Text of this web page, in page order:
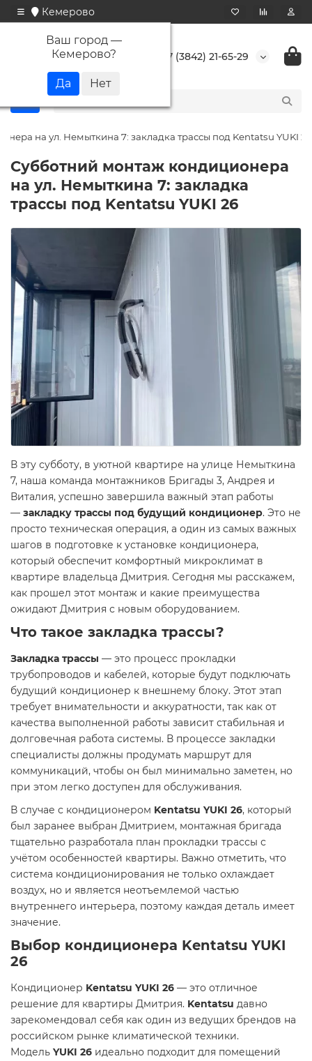
Кемерово
Ваш город —
Кемерово? +7 (3842) 21-65-29
на ул. Немыткина 7: закладка трассы под Kentatsu YUKI 26
Субботний монтаж кондиционера
на ул. Немыткина 7: закладка
трассы под Kentatsu YUKI 26
В эту субботу, в уютной квартире на улице Немыткина
7, наша команда монтажников Бригады 3, Андрея и
Виталия, успешно завершила важный этап работы
— закладку трассы под будущий кондиционер. Это не
просто техническая операция, а один из самых важных
шагов в подготовке к установке кондиционера,
который обеспечит комфортный микроклимат в
квартире владельца Дмитрия. Сегодня мы расскажем,
как прошел этот монтаж и какие преимущества
ожидают Дмитрия с новым оборудованием.
Что такое закладка трассы?
Закладка трассы — это процесс прокладки
трубопроводов и кабелей, которые будут подключать
будущий кондиционер к внешнему блоку. Этот этап
требует внимательности и аккуратности, так как от
качества выполненной работы зависит стабильная и
долговечная работа системы. В процессе закладки
специалисты должны продумать маршрут для
коммуникаций, чтобы он был минимально заметен, но
при этом легко доступен для обслуживания.
В случае с кондиционером Kentatsu YUKI 26, который
был заранее выбран Дмитрием, монтажная бригада
тщательно разработала план прокладки трассы с
учётом особенностей квартиры. Важно отметить, что
система кондиционирования не только охлаждает
воздух, но и является неотъемлемой частью
внутреннего интерьера, поэтому каждая деталь имеет
значение.
Выбор кондиционера Kentatsu YUKI
26
Кондиционер Kentatsu YUKI 26 — это отличное
решение для квартиры Дмитрия. Kentatsu давно
зарекомендовал себя как один из ведущих брендов на
российском рынке климатической техники.
Модель YUKI 26 идеально подходит для помещений